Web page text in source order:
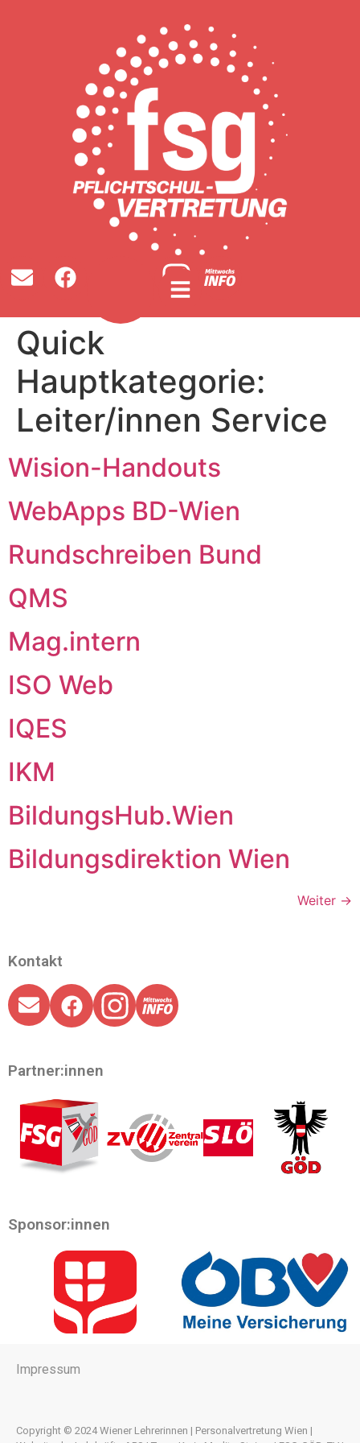
Quick
Hauptkategorie:
Leiter/innen Service
Wision-Handouts
WebApps BD-Wien
Rundschreiben Bund
QMS
Mag.intern
ISO Web
IQES
IKM
BildungsHub.Wien
Bildungsdirektion Wien
Weiter →
Sponsor:innen
Partner:innen
Kontakt
Copyright © 2024 Wiener Lehrerinnen | Personalvertretung Wien |
Impressum